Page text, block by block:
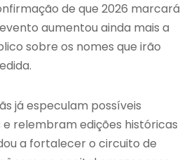
de que 2026 marcará
aumentou ainda mais a
sobre os nomes que irão
já especulam possíveis
relembram edições históricas
a fortalecer o circuito de